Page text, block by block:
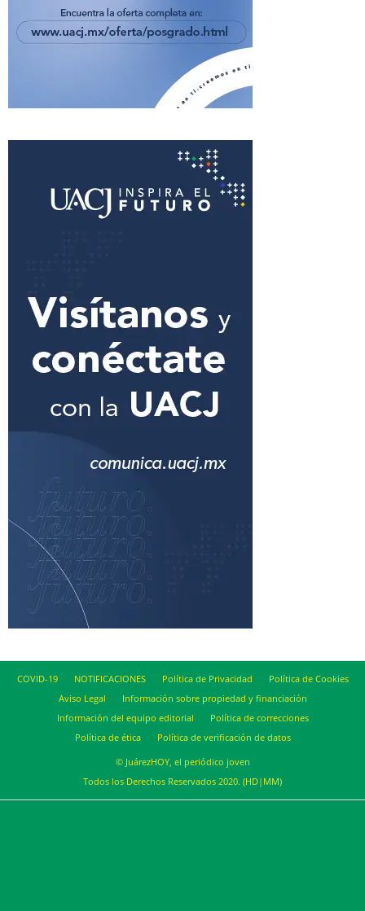
COVID-19 NOTIFICACIONES Política de Privacidad
Política de Cookies
Aviso Legal
Información sobre propiedad y financiación
Información del equipo editorial
Política de correcciones
Política de ética
Política de verificación de datos
© JuárezHOY, el periódico joven
Todos los Derechos Reservados 2020. (HD|MM)